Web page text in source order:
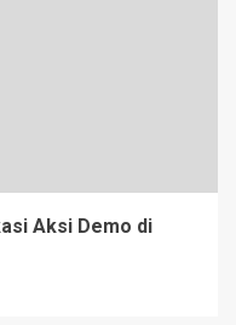
Aksi Demo di